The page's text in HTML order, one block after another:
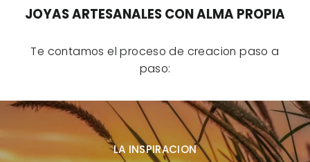
JOYAS ARTESANALES CON ALMA PROPIA
Te contamos el proceso de creacion paso a
paso:
LA INSPIRACION